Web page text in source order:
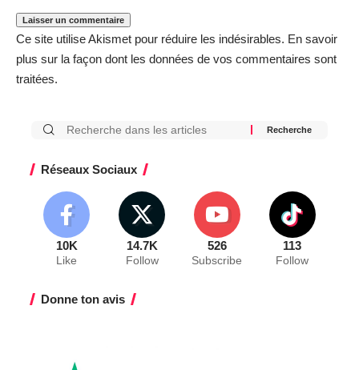
Ce site utilise Akismet pour réduire les indésirables. En savoir
plus sur la façon dont les données de vos commentaires sont
traitées.
Réseaux Sociaux
10K
Like
14.7K
Follow
526
Subscribe
113
Follow
Donne ton avis